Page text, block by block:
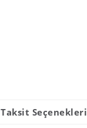
Taksit Seçenekleri